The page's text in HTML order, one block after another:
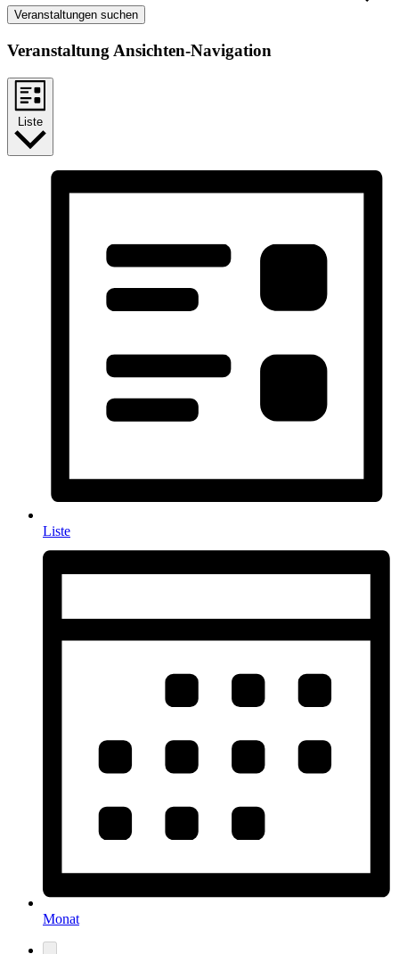
Veranstaltungen suchen
Veranstaltung Ansichten-Navigation
Liste
Liste
Monat